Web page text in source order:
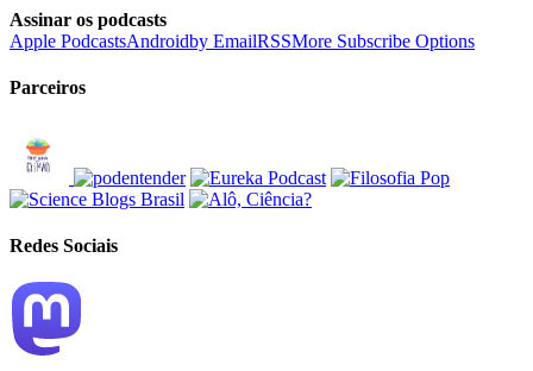
Assinar os podcasts
Apple PodcastsAndroidby EmailRSSMore Subscribe Options
Parceiros
Redes Sociais